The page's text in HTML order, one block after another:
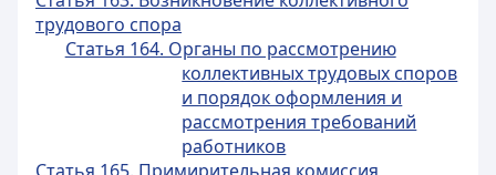
трудового спора
Статья 164. Органы по рассмотрению
коллективных трудовых споров
и порядок оформления и
рассмотрения требований
работников